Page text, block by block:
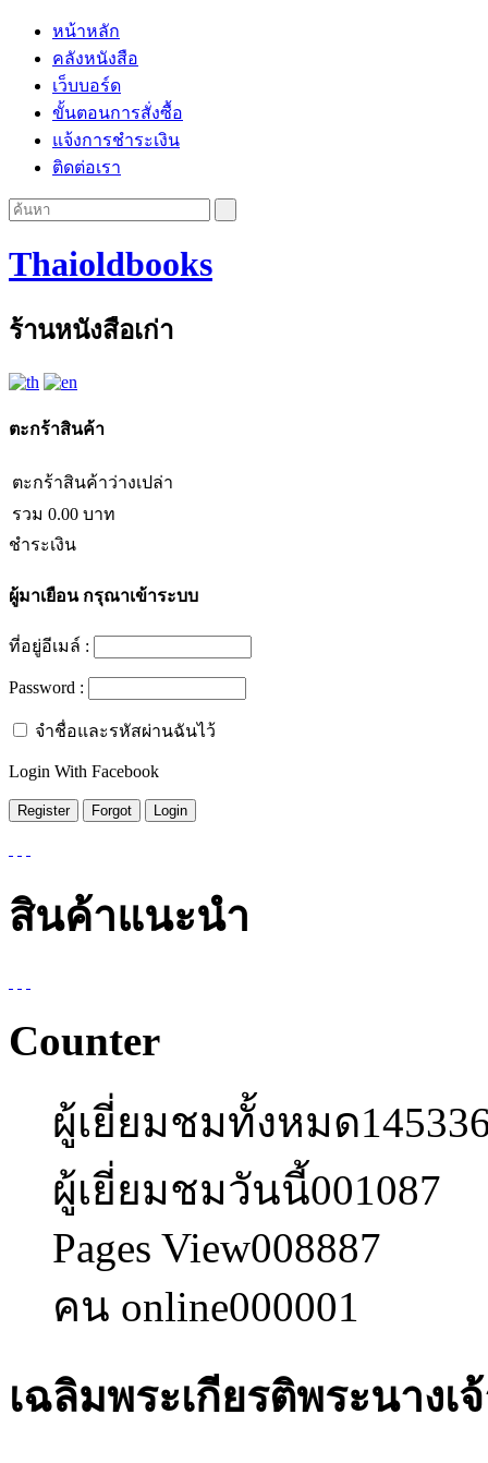
หน้าหลัก
คลังหนังสือ
เว็บบอร์ด
ขั้นตอนการสั่งซื้อ
แจ้งการชำระเงิน
ติดต่อเรา
Thaioldbooks
ร้านหนังสือเก่า
ตะกร้าสินค้า
ตะกร้าสินค้าว่างเปล่า
รวม 0.00 บาท
ชำระเงิน
ผู้มาเยือนกรุณาเข้าระบบ
ที่อยู่อีเมล์ :
Password :
จำชื่อและรหัสผ่านฉันไว้
Login With Facebook
สินค้าแนะนำ
Counter
ผู้เยี่ยมชมทั้งหมด
ผู้เยี่ยมชมวันนี้001087
Pages View008887
คน online000001
เฉลิมพระเกียรติพระนาง